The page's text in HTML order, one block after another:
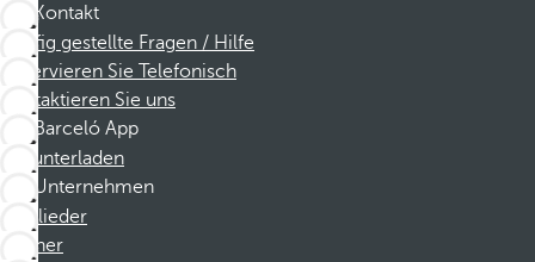
Kontakt
Häufig gestellte Fragen / Hilfe
Reservieren Sie Telefonisch
Kontaktieren Sie uns
Barceló App
Herunterladen
Unternehmen
Mitglieder
Partner